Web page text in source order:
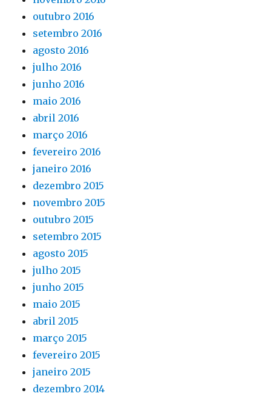
outubro 2016
setembro 2016
agosto 2016
julho 2016
junho 2016
maio 2016
abril 2016
março 2016
fevereiro 2016
janeiro 2016
dezembro 2015
novembro 2015
outubro 2015
setembro 2015
agosto 2015
julho 2015
junho 2015
maio 2015
abril 2015
março 2015
fevereiro 2015
janeiro 2015
dezembro 2014